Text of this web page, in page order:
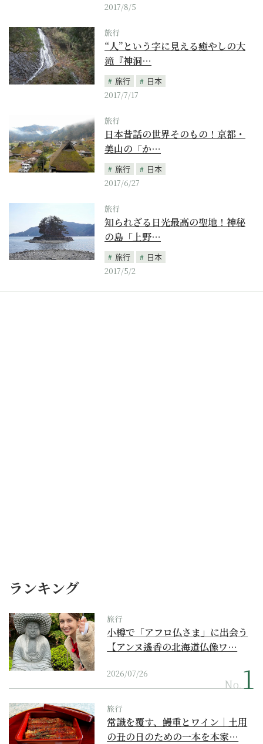
2017/8/5
旅行
“人”という字に見える癒やしの大
滝『神洞…
旅行
日本
2017/7/17
旅行
日本昔話の世界そのもの！京都・
美山の「か…
旅行
日本
2017/6/27
旅行
知られざる日光最高の聖地！神秘
の島「上野…
旅行
日本
2017/5/2
ランキング
旅行
小樽で「アフロ仏さま」に出会う
【アンヌ遙香の北海道仏像ワ…
2026/07/26
No.
旅行
常識を覆す、鰻重とワイン｜土用
の丑の日のための一本を本家…